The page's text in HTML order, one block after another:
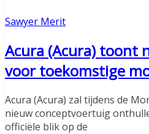
Sawyer Merit
Acura (Acura) toont
voor toekomstige
Acura (Acura) zal tijdens de
nieuw conceptvoertuig
officiële blik op de